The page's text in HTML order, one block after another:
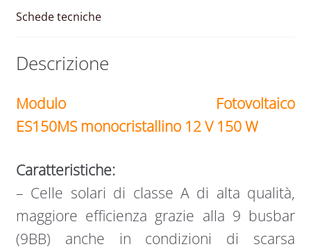
Schede tecniche
Descrizione
Modulo Fotovoltaico
ES150MS monocristallino 12 V 150 W
Caratteristiche:
– Celle solari di classe A di alta qualità,
maggiore efficienza grazie alla 9 busbar
(9BB) anche in condizioni di scarsa